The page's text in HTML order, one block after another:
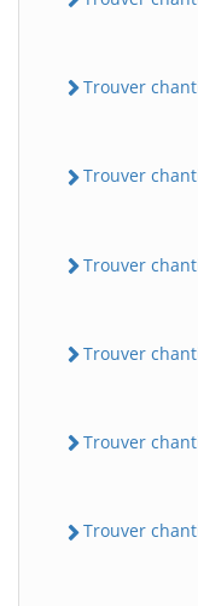
Trouver
Trouver
Trouver
Trouver
Trouver
Trouver